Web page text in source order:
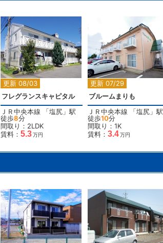
更新 08/03
2
フレグランスキャピタル
ＪＲ中央本線 「塩尻 」駅
徒歩8分
間取り：2LDK
賃料： 5.3万円
更新 07/29
2
ブルームまりも
ＪＲ中央本線 「塩尻 」駅
徒歩10分
間取り：1K
賃料： 3.4万円
2 2